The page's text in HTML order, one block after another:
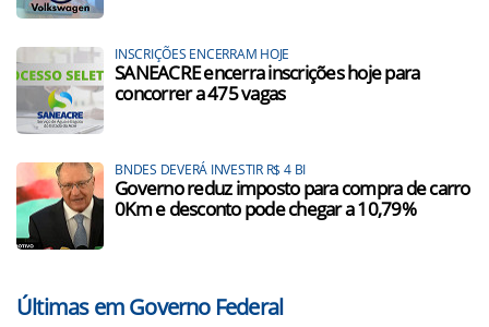
INSCRIÇÕES ENCERRAM HOJE
SANEACRE encerra inscrições hoje para
concorrer a 475 vagas
BNDES DEVERÁ INVESTIR R$ 4 BI
Governo reduz imposto para compra de carro
0Km e desconto pode chegar a 10,79%
Últimas em Governo Federal